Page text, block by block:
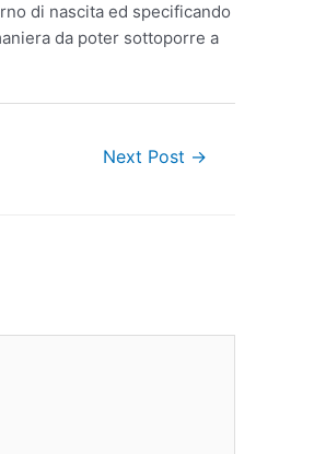
di nascita ed specificando
da poter sottoporre a
Next Post →